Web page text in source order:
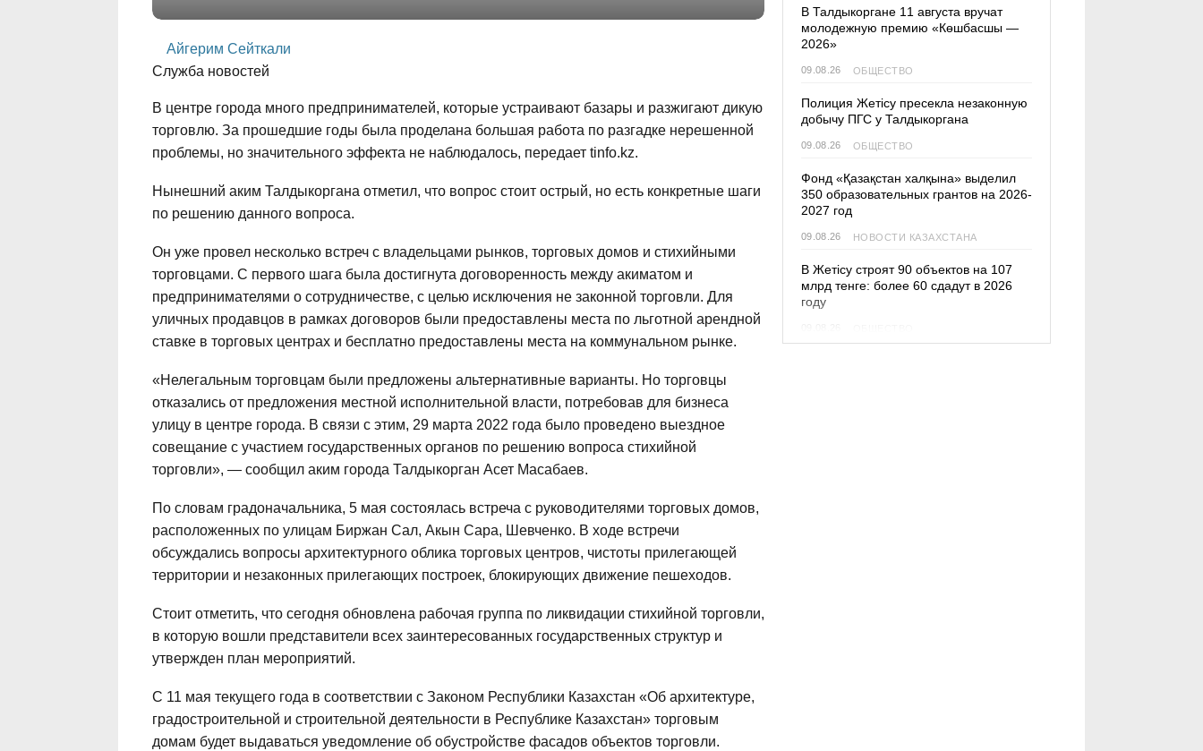
Айгерим Сейткали
Служба новостей
В центре города много предпринимателей, которые устраивают базары и разжигают дикую
торговлю. За прошедшие годы была проделана большая работа по разгадке нерешенной
проблемы, но значительного эффекта не наблюдалось, передает tinfo.kz.
Нынешний аким Талдыкоргана отметил, что вопрос стоит острый, но есть конкретные шаги
по решению данного вопроса.
Он уже провел несколько встреч с владельцами рынков, торговых домов и стихийными
торговцами. С первого шага была достигнута договоренность между акиматом и
предпринимателями о сотрудничестве, с целью исключения не законной торговли. Для
уличных продавцов в рамках договоров были предоставлены места по льготной арендной
ставке в торговых центрах и бесплатно предоставлены места на коммунальном рынке.
«Нелегальным торговцам были предложены альтернативные варианты. Но торговцы
отказались от предложения местной исполнительной власти, потребовав для бизнеса
улицу в центре города. В связи с этим, 29 марта 2022 года было проведено выездное
совещание с участием государственных органов по решению вопроса стихийной
торговли», — сообщил аким города Талдыкорган Асет Масабаев.
По словам градоначальника, 5 мая состоялась встреча с руководителями торговых домов,
расположенных по улицам Биржан Сал, Акын Сара, Шевченко. В ходе встречи
обсуждались вопросы архитектурного облика торговых центров, чистоты прилегающей
территории и незаконных прилегающих построек, блокирующих движение пешеходов.
Стоит отметить, что сегодня обновлена ​​рабочая группа по ликвидации стихийной торговли,
в которую вошли представители всех заинтересованных государственных структур и
утвержден план мероприятий.
С 11 мая текущего года в соответствии с Законом Республики Казахстан «Об архитектуре,
градостроительной и строительной деятельности в Республике Казахстан» торговым
домам будет выдаваться уведомление об обустройстве фасадов объектов торговли.
В Талдыкоргане 11 августа вручат
молодежную премию «Көшбасшы —
2026»
09.08.26 ОБЩЕСТВО
Полиция Жетісу пресекла незаконную
добычу ПГС у Талдыкоргана
09.08.26 ОБЩЕСТВО
Фонд «Қазақстан халқына» выделил
350 образовательных грантов на 2026-
2027 год
09.08.26 НОВОСТИ КАЗАХСТАНА
В Жетісу строят 90 объектов на 107
млрд тенге: более 60 сдадут в 2026
году